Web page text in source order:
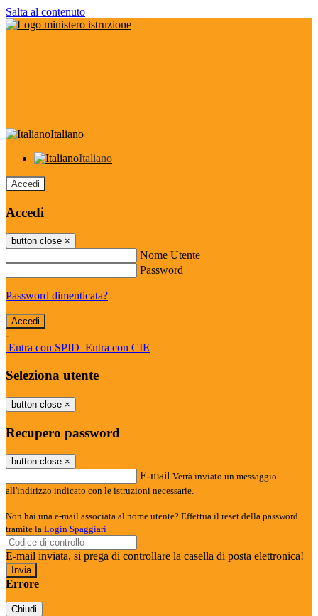
Salta al contenuto
Italiano
Italiano
Accedi
Accedi
button close ×
Nome Utente
Password
Password dimenticata?
-
Entra con SPID Entra con CIE
Seleziona utente
button close ×
Recupero password
button close ×
E-mail Verrà inviato un messaggio
all'indirizzo indicato con le istruzioni necessarie.
Non hai una e-mail associata al nome utente? Effettua il reset della password
tramite la Login Spaggiari
E-mail inviata, si prega di controllare la casella di posta elettronica!
Errore
Chiudi